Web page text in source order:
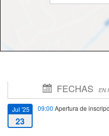
FECHAS EN
Jul '25
23
09:00 Apertura de